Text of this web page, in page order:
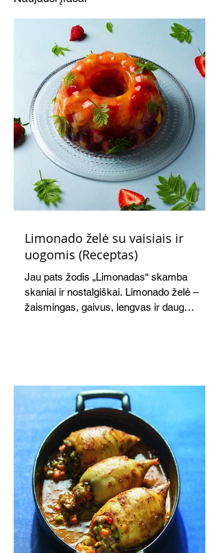
Limonado želė su vaisiais ir
uogomis (Receptas)
Jau pats žodis „Limonadas“ skamba
skaniai ir nostalgiškai. Limonado želė –
žaismingas, gaivus, lengvas ir daug